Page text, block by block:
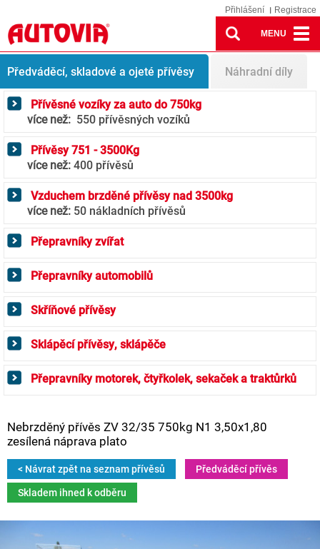
Přihlášení Registrace
MENU
Přívěsy
Předváděcí, skladové a ojeté přívěsy Náhradní díly
Přívěsné vozíky za auto do 750kg
více než: 550 přívěsných vozíků
Přívěsy 751 - 3500Kg
více než:400 přívěsů
Vzduchem brzděné přívěsy nad 3500kg
více než: 50 nákladních přívěsů
Přepravníky zvířat
Přepravníky automobilů
Skříňové přívěsy
Sklápěcí přívěsy, sklápěče
Přepravníky motorek, čtyřkolek, sekaček a traktůrků
Nebrzděný přívěs ZV 32/35 750kg N1 3,50x1,80
zesílená náprava plato
< Návrat zpět na seznam přívěsů
Předváděcí přívěs
Skladem ihned k odběru